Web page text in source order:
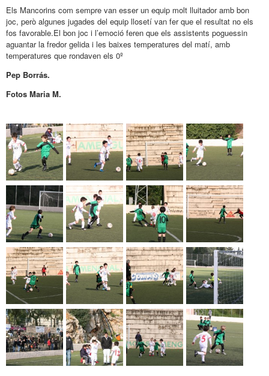
Els Mancorins com sempre van esser un equip molt lluitador amb bon
joc, però algunes jugades del equip llosetí van fer que el resultat no els
fos favorable.El bon joc i l’emoció feren que els assistents poguessin
aguantar la fredor gelida i les baixes temperatures del matí, amb
temperatures que rondaven els 0º
Pep Borrás.
Fotos Maria M.